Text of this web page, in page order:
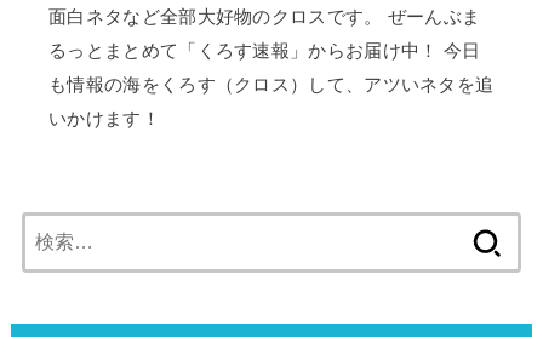
面白ネタなど全部大好物のクロスです。 ぜーんぶま
るっとまとめて「くろす速報」からお届け中！ 今日
も情報の海をくろす（クロス）して、アツいネタを追
いかけます！
索: